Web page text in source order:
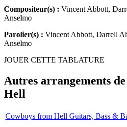
Compositeur(s) : Vincent Abbott,
Anselmo
Parolier(s) : Vincent Abbott, Darrell
Anselmo
JOUER CETTE TABLATURE
Autres arrangements de
Hell
Cowboys from Hell Guitars, Bass &